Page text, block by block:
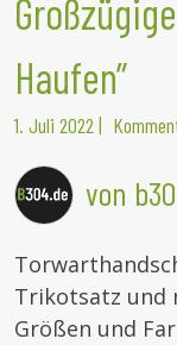
Haufen”
1. Juli 2022 |
von
Trikotsatz und
Größen und